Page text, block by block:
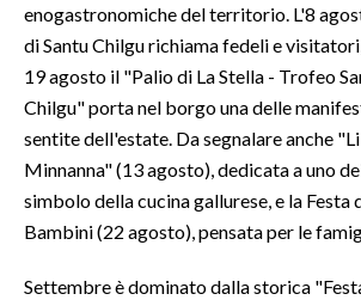
enogastronomiche del territorio. L'8
di Santu Chilgu richiama fedeli e
19 agosto il "Palio di La Stella - Trofeo
Chilgu" porta nel borgo una delle
sentite dell'estate. Da segnalare anche
Minnanna" (13 agosto), dedicata a uno
simbolo della cucina gallurese, e la Festa
Bambini (22 agosto), pensata per le
Settembre è dominato dalla storica